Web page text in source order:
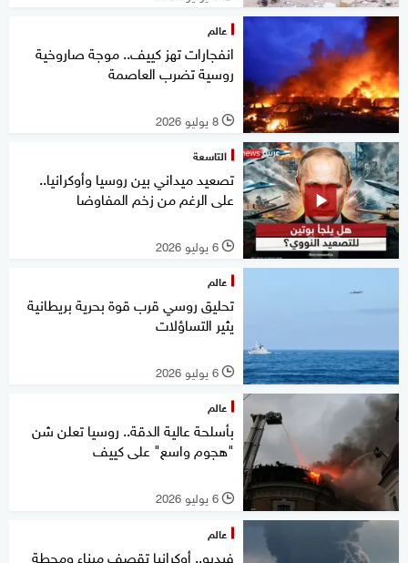
عالم
انفجارات تهز كييف.. موجة صاروخية
روسية تضرب العاصمة
l 8 يوليو 2026
التاسعة
تصعيد ميداني بين روسيا وأوكرانيا..
على الرغم من زخم المفاوضا
l 6 يوليو 2026
عالم
تحليق روسي قرب قوة بحرية بريطانية
يثير التساؤلات
l 6 يوليو 2026
عالم
بأسلحة عالية الدقة.. روسيا تعلن شن
"هجوم واسع" على كييف
l 6 يوليو 2026
عالم
فيديو.. أوكرانيا تقصف ميناء ومحطة